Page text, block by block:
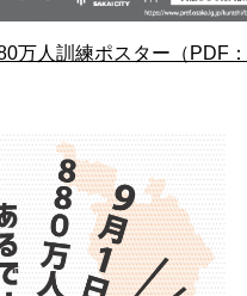
万人訓練ポスター（PDF：